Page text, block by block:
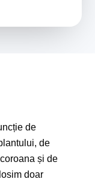
de
de
și de
doar